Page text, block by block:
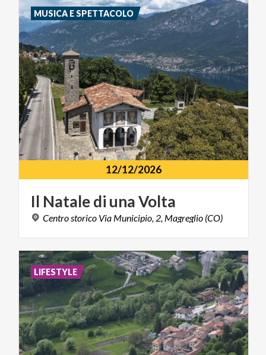
12/12/2026
Il Nataledi unaVolta
Centro storico Via Municipio, 2, Magreglio (CO)
MUSICA E SPETTACOLO
LIFESTYLE